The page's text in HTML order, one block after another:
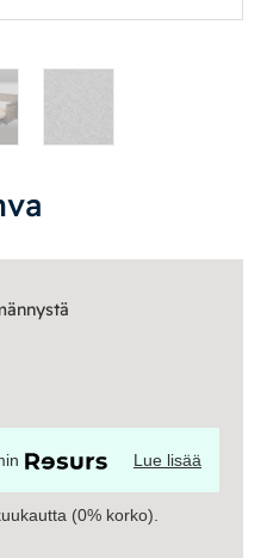
Lue lisää
(0% korko).